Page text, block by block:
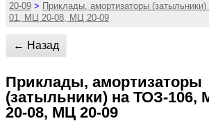
20-09 > Приклады, амортизаторы
01, МЦ 20-08, МЦ 20-09
← Назад
Приклады, амортизаторы
(затыльники) на ТОЗ-106,
20-08, МЦ 20-09